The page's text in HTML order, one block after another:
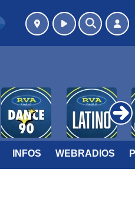
INFOS WEBRADIOS